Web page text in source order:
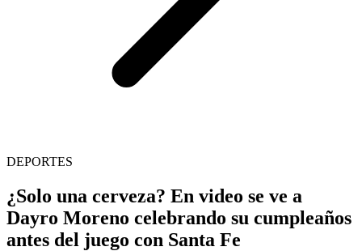
DEPORTES
¿Solo una cerveza? En video se ve a
Dayro Moreno celebrando su cumpleaños
antes del juego con Santa Fe